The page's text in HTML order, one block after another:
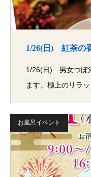
1/26(日) 紅茶の
1/26(日) 男女つぼ
ます。極上のリラ
お風呂イベント